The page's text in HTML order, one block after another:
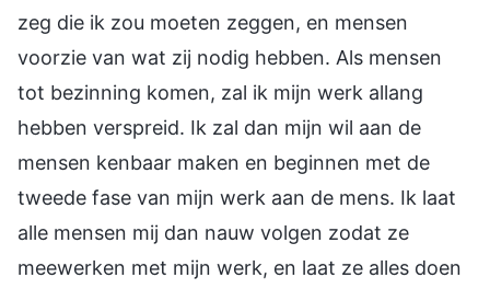
zeg die ik zou moeten zeggen, en mensen
voorzie van wat zij nodig hebben. Als mensen
tot bezinning komen, zal ik mijn werk allang
hebben verspreid. Ik zal dan mijn wil aan de
mensen kenbaar maken en beginnen met de
tweede fase van mijn werk aan de mens. Ik laat
alle mensen mij dan nauw volgen zodat ze
meewerken met mijn werk, en laat ze alles doen